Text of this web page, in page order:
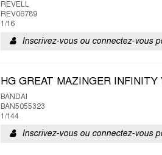
REVELL
REV06789
1/16
Inscrivez-vous ou connectez-vous
HG GREAT MAZINGER INFINITY
BANDAI
BAN5055323
1/144
Inscrivez-vous ou connectez-vous